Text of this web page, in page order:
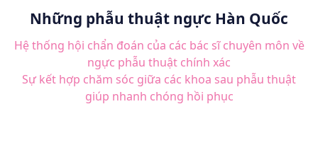
Những phẫu thuật ngực Hàn Quốc
Hệ thống hội chẩn đoán của các bác sĩ chuyên môn về
ngực phẫu thuật chính xác
Sự kết hợp chăm sóc giữa các khoa sau phẫu thuật
giúp nhanh chóng hồi phục